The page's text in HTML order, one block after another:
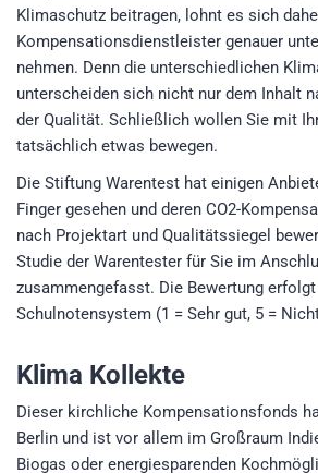
Klimaschutz beitragen, lohnt es sich
Kompensationsdienstleister genauer
nehmen. Denn die unterschiedlichen
unterscheiden sich nicht nur dem Inhalt
der Qualität. Schließlich wollen Sie mit
tatsächlich etwas bewegen.
Die Stiftung Warentest hat einigen
Finger gesehen und deren CO2-
nach Projektart und Qualitätssiegel
Studie der Warentester für Sie im
zusammengefasst. Die Bewertung
Schulnotensystem (1 = Sehr gut, 5 =
Klima Kollekte
Dieser kirchliche Kompensationsfonds
Berlin und ist vor allem im Großraum
Biogas oder energiesparenden